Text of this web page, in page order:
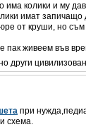
има колики и му
имат запичащо
от круши, но съм
пак живеем във
други
при
схема.